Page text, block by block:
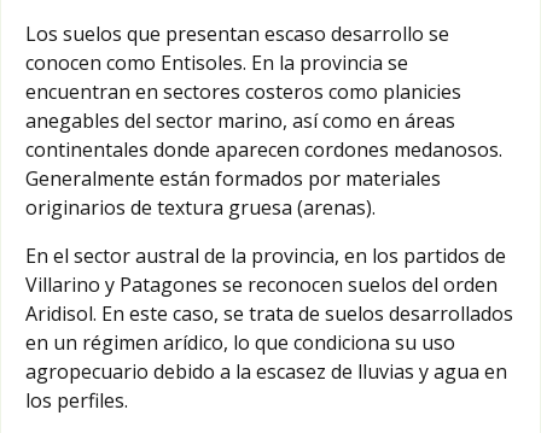
Los suelos que presentan escaso desarrollo se
conocen como Entisoles. En la provincia se
encuentran en sectores costeros como planicies
anegables del sector marino, así como en áreas
continentales donde aparecen cordones medanosos.
Generalmente están formados por materiales
originarios de textura gruesa (arenas).
En el sector austral de la provincia, en los partidos de
Villarino y Patagones se reconocen suelos del orden
Aridisol. En este caso, se trata de suelos desarrollados
en un régimen arídico, lo que condiciona su uso
agropecuario debido a la escasez de lluvias y agua en
los perfiles.